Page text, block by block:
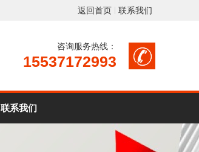
返回首页 联系我们
咨询服务热线：
15537172993
联系我们